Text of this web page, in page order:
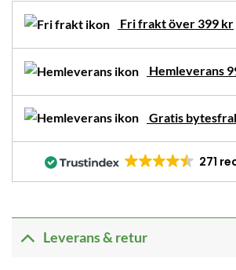
Fri frakt över 399 kr
Hemleverans
Gratis
271
Leverans & retur